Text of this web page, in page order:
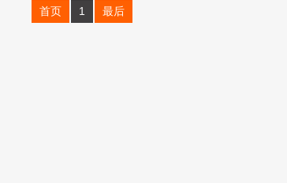
首页 1 最后